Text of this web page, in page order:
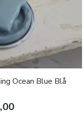
Ocean Blue Blå